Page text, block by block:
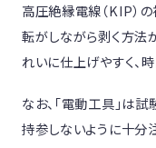
高圧絶縁電線（KIP）
転がしながら剥く方法
れいに仕上げやすく、
なお、「電動工具」は
持参しないように十分